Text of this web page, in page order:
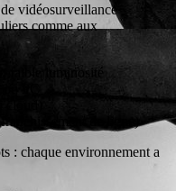
vidéosurveillance
comme aux
faible luminosité
PC
de ligne)
: chaque environnement a